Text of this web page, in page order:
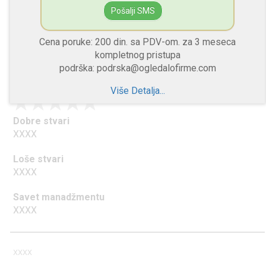
Pošalji SMS
Cena poruke: 200 din. sa PDV-om. za 3 meseca
kompletnog pristupa
podrška: podrska@ogledalofirme.com
Više Detalja...
Savet manadžmentu
"XXXXXXXX"
Dobre stvari
XXXX
Loše stvari
XXXX
Savet manadžmentu
XXXX
XXXX